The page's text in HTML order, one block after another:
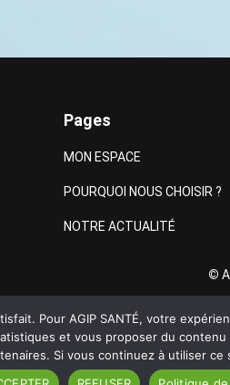
Pages
MON ESPACE
POURQUOI NOUS CHOISIR ?
NOTRE ACTUALITÉ
©
Pour AGIP SANTÉ, votre
et vous proposer du
Si vous continuez à utiliser